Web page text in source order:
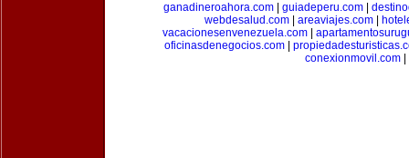
ganadineroahora.com
guiadeperu.com
webdesalud.com
areaviajes.com
vacacionesenvenezuela.com|
oficinasdenegocios.com
conexionmovil.com|